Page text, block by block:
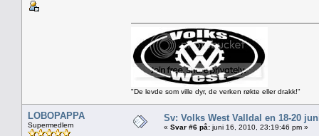
"De levde som ville dyr, de verken røkte eller drakk!"
LOBOPAPPA
Supermedlem
Sv: Volks West Valldal en 18-20
« Svar #6 på: juni 16, 2010, 23:19:46 pm »